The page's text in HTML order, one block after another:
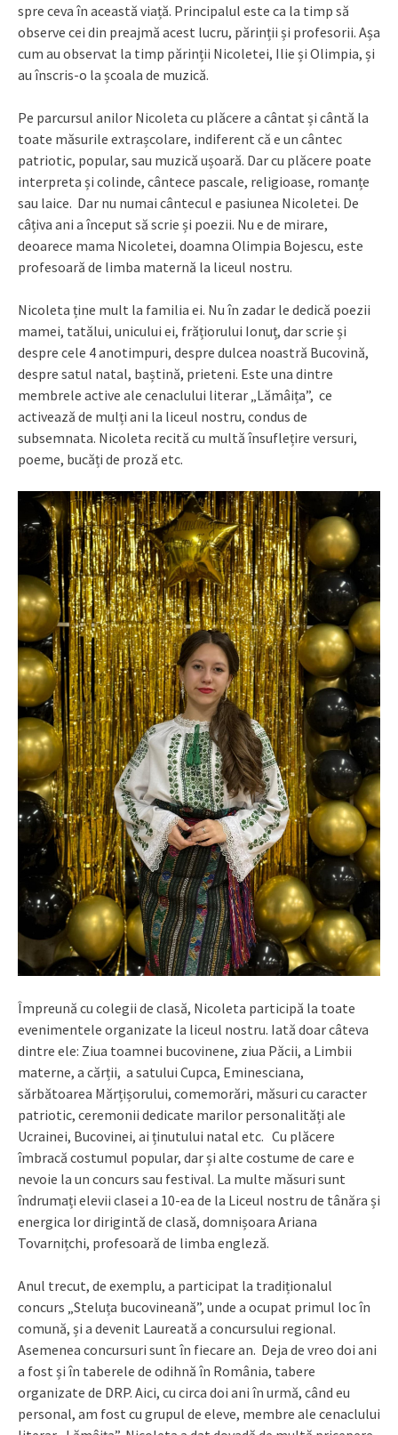
spre ceva în această viață. Principalul este ca la timp să
observe cei din preajmă acest lucru, părinții și profesorii. Așa
cum au observat la timp părinții Nicoletei, Ilie și Olimpia, și
au înscris-o la școala de muzică.
Pe parcursul anilor Nicoleta cu plăcere a cântat și cântă la
toate măsurile extrașcolare, indiferent că e un cântec
patriotic, popular, sau muzică ușoară. Dar cu plăcere poate
interpreta și colinde, cântece pascale, religioase, romanțe
sau laice. Dar nu numai cântecul e pasiunea Nicoletei. De
câțiva ani a început să scrie și poezii. Nu e de mirare,
deoarece mama Nicoletei, doamna Olimpia Bojescu, este
profesoară de limba maternă la liceul nostru.
Nicoleta ține mult la familia ei. Nu în zadar le dedică poezii
mamei, tatălui, unicului ei, frățiorului Ionuț, dar scrie și
despre cele 4 anotimpuri, despre dulcea noastră Bucovină,
despre satul natal, baștină, prieteni. Este una dintre
membrele active ale cenaclului literar „Lămâița”, ce
activează de mulți ani la liceul nostru, condus de
subsemnata. Nicoleta recită cu multă însuflețire versuri,
poeme, bucăți de proză etc.
Împreună cu colegii de clasă, Nicoleta participă la toate
evenimentele organizate la liceul nostru. Iată doar câteva
dintre ele: Ziua toamnei bucovinene, ziua Păcii, a Limbii
materne, a cărții, a satului Cupca, Eminesciana,
sărbătoarea Mărțișorului, comemorări, măsuri cu caracter
patriotic, ceremonii dedicate marilor personalități ale
Ucrainei, Bucovinei, ai ținutului natal etc. Cu plăcere
îmbracă costumul popular, dar și alte costume de care e
nevoie la un concurs sau festival. La multe măsuri sunt
îndrumați elevii clasei a 10-ea de la Liceul nostru de tânăra și
energica lor dirigintă de clasă, domnișoara Ariana
Tovarnițchi, profesoară de limba engleză.
Anul trecut, de exemplu, a participat la tradiționalul
concurs „Steluța bucovineană”, unde a ocupat primul loc în
comună, și a devenit Laureată a concursului regional.
Asemenea concursuri sunt în fiecare an. Deja de vreo doi ani
a fost și în taberele de odihnă în România, tabere
organizate de DRP. Aici, cu circa doi ani în urmă, când eu
personal, am fost cu grupul de eleve, membre ale cenaclului